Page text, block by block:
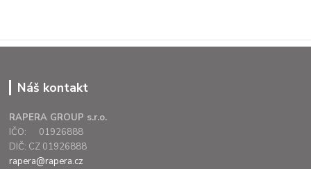
Náš kontakt
RAPERA GROUP s.r.o.
IČO: 01926888
DIČ: CZ 01926888
rapera@rapera.cz